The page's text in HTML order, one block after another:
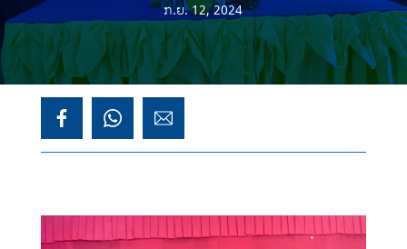
ກ.ຍ. 12, 2024